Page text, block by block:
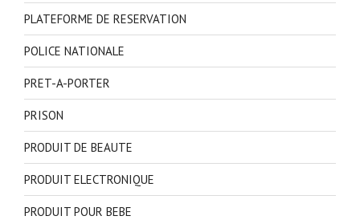
PLATEFORME DE RESERVATION
POLICE NATIONALE
PRET-A-PORTER
PRISON
PRODUIT DE BEAUTE
PRODUIT ELECTRONIQUE
PRODUIT POUR BEBE